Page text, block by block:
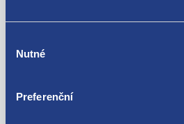
souhlasu
Nutné
Preferenční
Citroen C1 2005 - 2014